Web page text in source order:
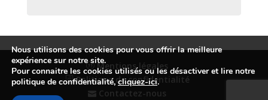
Mentions légales
Politique de confidentialité
Contactez-nous
Nous utilisons des cookies pour vous offrir la meilleure
expérience sur notre site.
Pour connaitre les cookies utilisés ou les désactiver et lire notre
politique de confidentialité,cliquez-ici.